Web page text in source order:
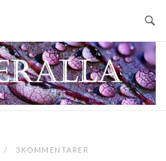
3KOMMENTARER